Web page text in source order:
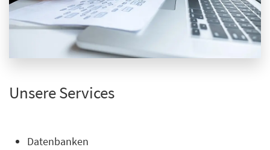
Unsere Services
Datenbanken